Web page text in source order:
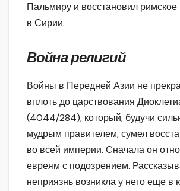
Пальмиру и восстановил
в Сирии.
Война религий
Войны в Передней Азии не
вплоть до царствования
(4044/284), который, будучи
мудрым правителем, сумел
во всей империи. Сначала он
евреям с подозрением.
неприязнь возникла у него еще в